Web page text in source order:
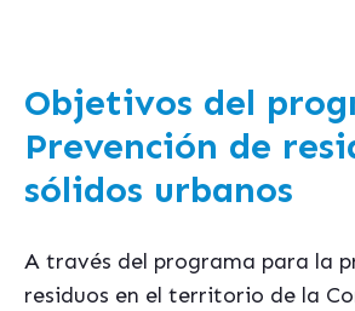
Objetivos del
Prevención de
sólidos urbanos
A través del programa para la
residuos en el territorio de la